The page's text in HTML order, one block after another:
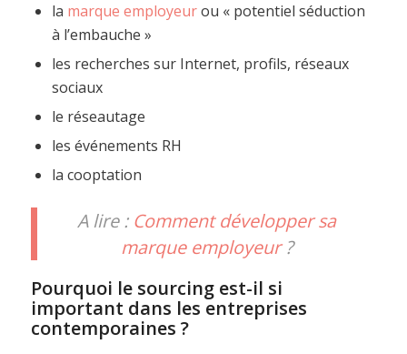
la marque employeurou « potentiel séduction
à l’embauche »
les recherches sur Internet, profils, réseaux
sociaux
le réseautage
les événements RH
la cooptation
A lire : Comment développer sa
marque employeur?
Pourquoi le sourcing est-il si
important dans les entreprises
contemporaines ?